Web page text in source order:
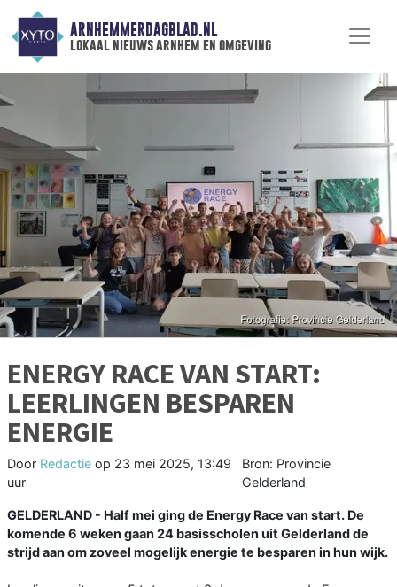
ARNHEMMERDAGBLAD.NL
lokaal nieuws arnhem en omgeving
ENERGY RACE VAN START:
LEERLINGEN BESPAREN
ENERGIE
Door Redactie op 23 mei 2025, 13:49
uur
Bron: Provincie
Gelderland
GELDERLAND - Half mei ging de Energy Race van start. De
komende 6 weken gaan 24 basisscholen uit Gelderland de
strijd aan om zoveel mogelijk energie te besparen in hun wijk.